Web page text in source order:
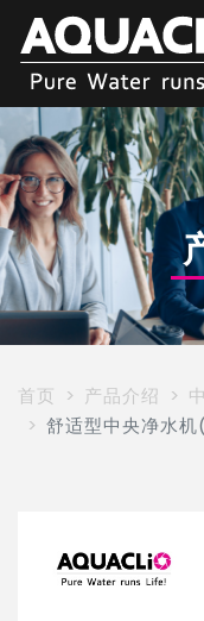
FLT-
350G
克
丽
舒
首页 产品介绍
舒适型中央净水